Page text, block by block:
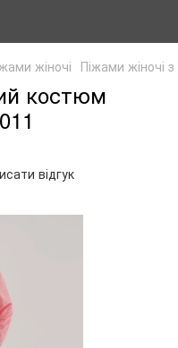
жіночі Піжами жіночі
костюм
відгук